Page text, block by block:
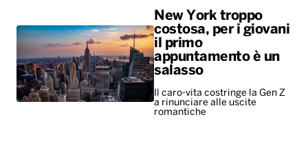
New York troppo
costosa, per i giovani
il primo
appuntamento è un
salasso
Il caro-vita costringe la Gen Z
a rinunciare alle uscite
romantiche